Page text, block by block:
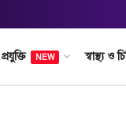
প্রযুক্তি NEW স্বাস্থ্য ও